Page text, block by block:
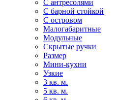
С антресолями
С барной стойкой
С островом
Малогабаритные
Модульные
Скрытые ручки
Размер
Мини-кухни
Узкие
3 кв. м.
5 кв. м.